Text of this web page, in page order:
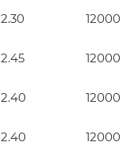
2.30 12000
2.45 12000
2.40 12000
2.40 12000